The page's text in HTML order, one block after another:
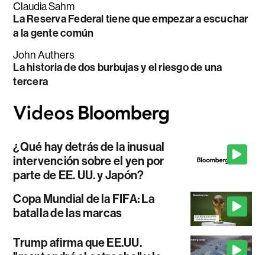
Claudia Sahm
La Reserva Federal tiene que empezar a escuchar
a la gente común
John Authers
La historia de dos burbujas y el riesgo de una
tercera
¿Qué hay detrás de la inusual
intervención sobre el yen por
parte de EE. UU. y Japón?
Copa Mundial de la FIFA: La
batalla de las marcas
Trump afirma que EE.UU.